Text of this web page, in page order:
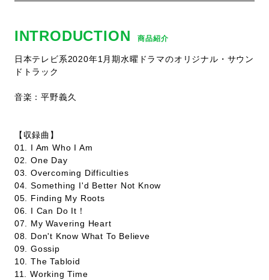
INTRODUCTION 商品紹介
日本テレビ系2020年1月期水曜ドラマのオリジナル・サウン
ドトラック
音楽：平野義久
【収録曲】
01. I Am Who I Am
02. One Day
03. Overcoming Difficulties
04. Something I'd Better Not Know
05. Finding My Roots
06. I Can Do It！
07. My Wavering Heart
08. Don't Know What To Believe
09. Gossip
10. The Tabloid
11. Working Time